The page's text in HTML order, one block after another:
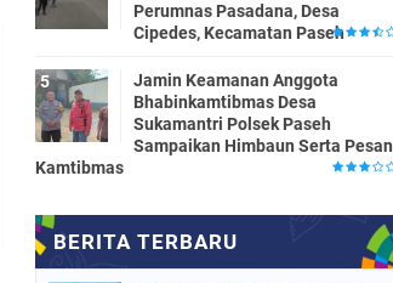
Perumnas Pasadana, Desa
Cipedes, Kecamatan Paseh
Jamin Keamanan Anggota
Bhabinkamtibmas Desa
Sukamantri Polsek Paseh
Sampaikan Himbaun Serta Pesan
Kamtibmas